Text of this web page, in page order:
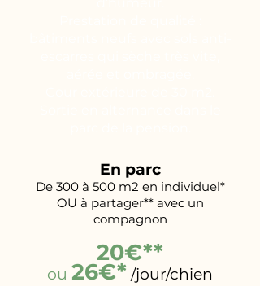
En parc
De 300 à 500 m2 en individuel*
OU à partager** avec un
compagnon
20€**
ou 26€* /jour/chien